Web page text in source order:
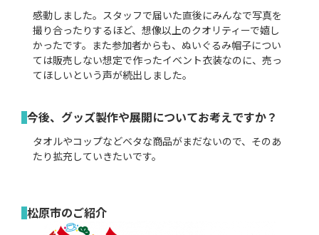
感動しました。スタッフで届いた直後にみんなで写真を
撮り合ったりするほど、想像以上のクオリティーで嬉し
かったです。また参加者からも、ぬいぐるみ帽子につい
ては販売しない想定で作ったイベント衣装なのに、売っ
てほしいという声が続出しました。
今後、グッズ製作や展開についてお考えですか？
タオルやコップなどベタな商品がまだないので、そのあ
たり拡充していきたいです。
松原市のご紹介